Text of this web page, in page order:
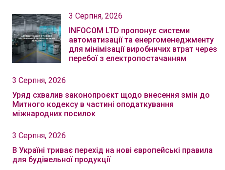
3 Серпня, 2026
INFOCOM LTD пропонує системи
автоматизації та енергоменеджменту
для мінімізації виробничих втрат через
перебої з електропостачанням
3 Серпня, 2026
Уряд схвалив законопроєкт щодо внесення змін до
Митного кодексу в частині оподаткування
міжнародних посилок
3 Серпня, 2026
В Україні триває перехід на нові європейські правила
для будівельної продукції